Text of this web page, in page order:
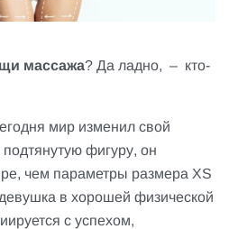
массажа? Да ладно, – кто-
мир изменил свой
фигуру, он
чем параметры размера XS
в хорошей физической
с успехом,